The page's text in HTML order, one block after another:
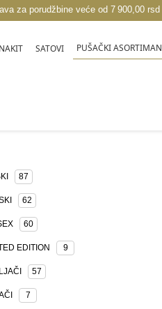
za porudžbine veće od 7 900,00 rsd
NAKIT SATOVI PUŠAČKI ASORTIMAN
87
62
60
EDITION 9
57
7